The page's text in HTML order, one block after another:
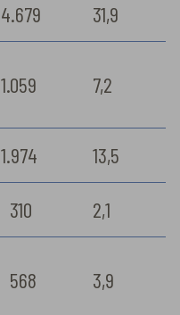
4.679 31,9
1.059 7,2
1.974 13,5
310 2,1
568 3,9